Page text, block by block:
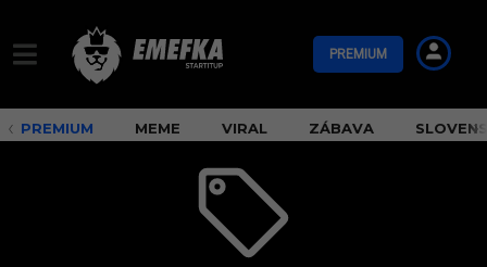
PREMIUM
PREMIUM MEME VIRAL ZÁBAVA